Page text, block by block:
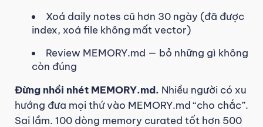
Xoá daily notes cũ hơn 30 ngày (đã được
index, xoá file không mất vector)
Review MEMORY.md — bỏ những gì không
còn đúng
Đừng nhồi nhét MEMORY.md. Nhiều người có xu
hướng đưa mọi thứ vào MEMORY.md “cho chắc”.
Sai lầm. 100 dòng memory curated tốt hơn 500